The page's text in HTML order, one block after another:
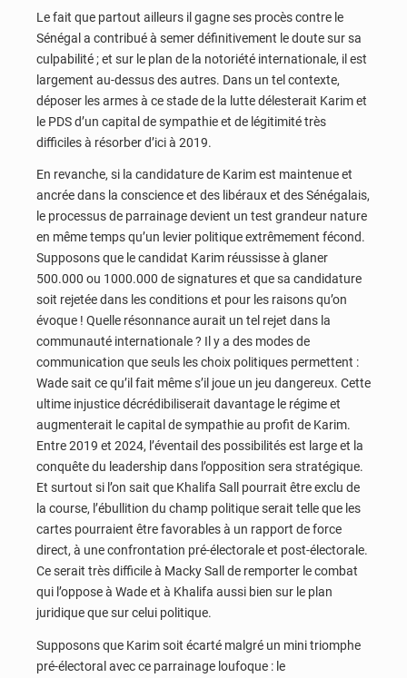
Le fait que partout ailleurs il gagne ses procès contre le
Sénégal a contribué à semer définitivement le doute sur sa
culpabilité ; et sur le plan de la notoriété internationale, il est
largement au-dessus des autres. Dans un tel contexte,
déposer les armes à ce stade de la lutte délesterait Karim et
le PDS d’un capital de sympathie et de légitimité très
difficiles à résorber d’ici à 2019.
En revanche, si la candidature de Karim est maintenue et
ancrée dans la conscience et des libéraux et des Sénégalais,
le processus de parrainage devient un test grandeur nature
en même temps qu’un levier politique extrêmement fécond.
Supposons que le candidat Karim réussisse à glaner
500.000 ou 1000.000 de signatures et que sa candidature
soit rejetée dans les conditions et pour les raisons qu’on
évoque ! Quelle résonnance aurait un tel rejet dans la
communauté internationale ? Il y a des modes de
communication que seuls les choix politiques permettent :
Wade sait ce qu’il fait même s’il joue un jeu dangereux. Cette
ultime injustice décrédibiliserait davantage le régime et
augmenterait le capital de sympathie au profit de Karim.
Entre 2019 et 2024, l’éventail des possibilités est large et la
conquête du leadership dans l’opposition sera stratégique.
Et surtout si l’on sait que Khalifa Sall pourrait être exclu de
la course, l’ébullition du champ politique serait telle que les
cartes pourraient être favorables à un rapport de force
direct, à une confrontation pré-électorale et post-électorale.
Ce serait très difficile à Macky Sall de remporter le combat
qui l’oppose à Wade et à Khalifa aussi bien sur le plan
juridique que sur celui politique.
Supposons que Karim soit écarté malgré un mini triomphe
pré-électoral avec ce parrainage loufoque : le